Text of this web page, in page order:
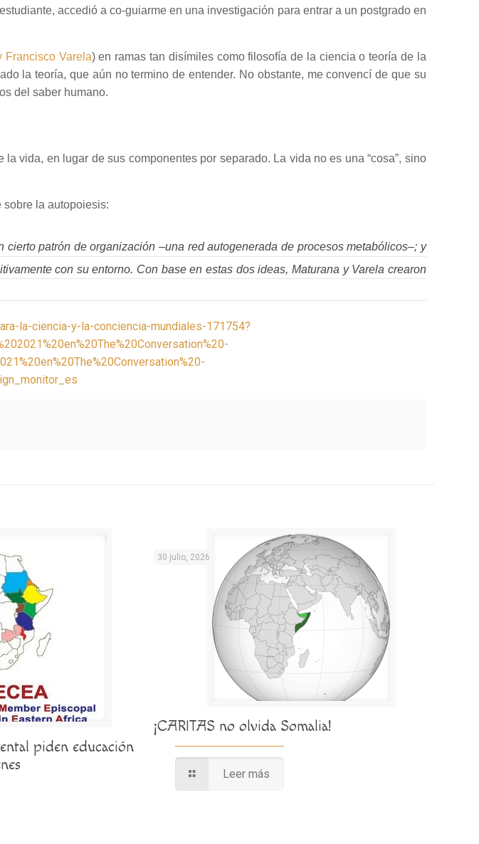
accedió a co-guiarme en una investigación para entrar a un postgrado en
Francisco Varela) en ramas tan disímiles como filosofía de la ciencia o teoría de la
la teoría, que aún no termino de entender. No obstante, me convencí de que su
del saber humano.
vida, en lugar de sus componentes por separado. La vida no es una “cosa”, sino
sobre la autopoiesis:
patrón de organización –una red autogenerada de procesos metabólicos–; y
con su entorno. Con base en estas dos ideas, Maturana y Varela crearon
la-ciencia-y-la-conciencia-mundiales-171754?
piden educación
30 julio, 2026
¡CARITAS no olvida Somalia!
Leer más